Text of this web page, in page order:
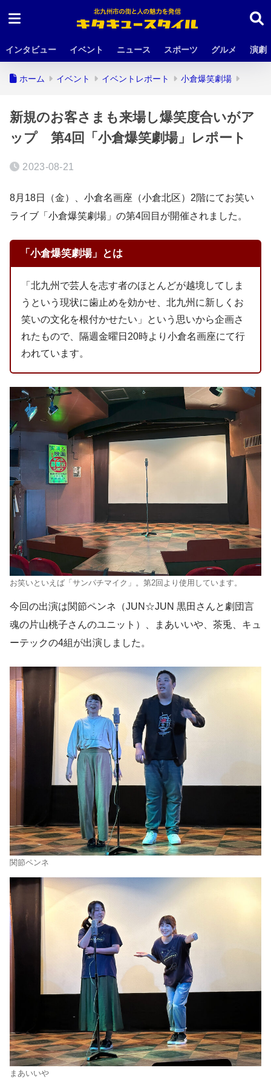
インタビュー イベント ニュース スポーツ グルメ 演劇
ホーム イベント イベントレポート 小倉爆笑劇場
新規のお客さまも来場し爆笑度合いがア
ップ 第4回「小倉爆笑劇場」レポート
2023-08-21
8月18日（金）、小倉名画座（小倉北区）2階にてお笑い
ライブ「小倉爆笑劇場」の第4回目が開催されました。
「小倉爆笑劇場」とは
「北九州で芸人を志す者のほとんどが越境してしま
うという現状に歯止めを効かせ、北九州に新しくお
笑いの文化を根付かせたい」という思いから企画さ
れたもので、隔週金曜日20時より小倉名画座にて行
われています。
お笑いといえば「サンパチマイク」。第2回より使用しています。
今回の出演は関節ペンネ（JUN☆JUN 黒田さんと劇団言
魂の片山桃子さんのユニット）、まあいいや、茶兎、キュ
ーテックの4組が出演しました。
関節ペンネ
まあいいや